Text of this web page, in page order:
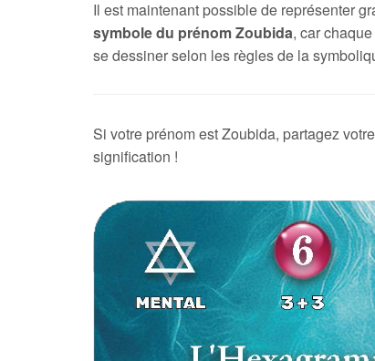
Il est maintenant possible de représenter
symbole du prénom Zoubida, car
se dessiner selon les règles de la
Si votre prénom est Zoubida, partagez
signification !